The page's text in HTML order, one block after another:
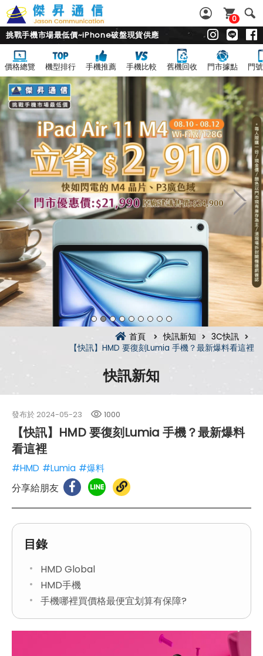
0
挑戰手機市場最低價~iPhone破盤現貨供應
價格總覽 機型排行 手機推薦 手機比較 舊機回收 門市據點 門
首頁 快訊新知
3C快訊
【快訊】HMD 要復刻Lumia 手機？最新爆料看這裡
快訊新知
發布於 2024-05-23 1000
【快訊】HMD 要復刻Lumia 手機？最新爆料
看這裡
#HMD #Lumia #爆料
分享給朋友
目錄
HMD Global
HMD手機
手機哪裡買價格最便宜划算有保障?